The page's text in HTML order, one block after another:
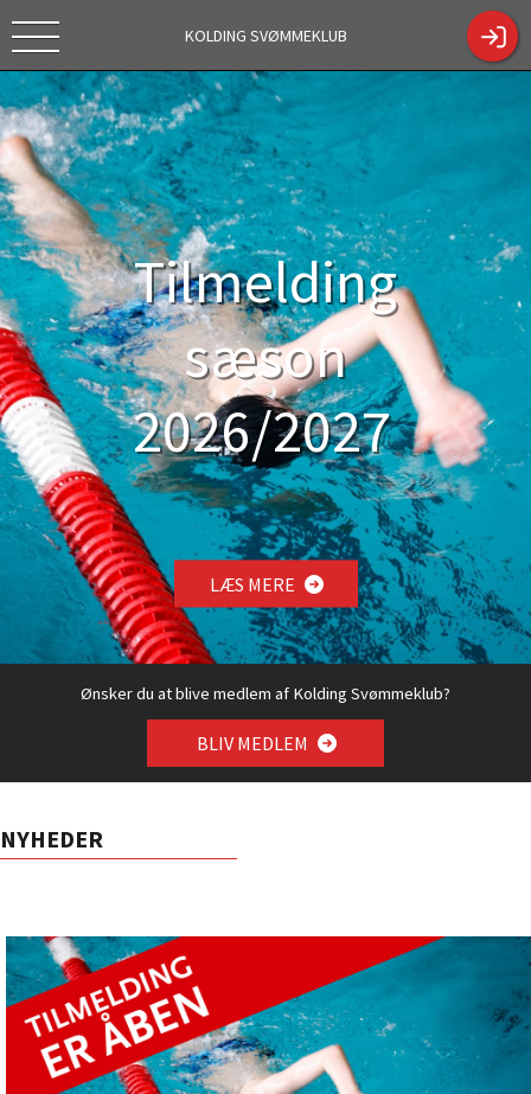
KOLDING SVØMMEKLUB
Tekstc
Tilmelding
sæson
2026/2027
https://kol
dingsk.dk/
ShowCont
entPage.a
spx?
ContentPa
geID=330
4
Tilmelding
sæson
2026/2027
LÆS MERE
Ønsker du at blive medlem af Kolding Svømmeklub?
BLIV MEDLEM
NYHEDER